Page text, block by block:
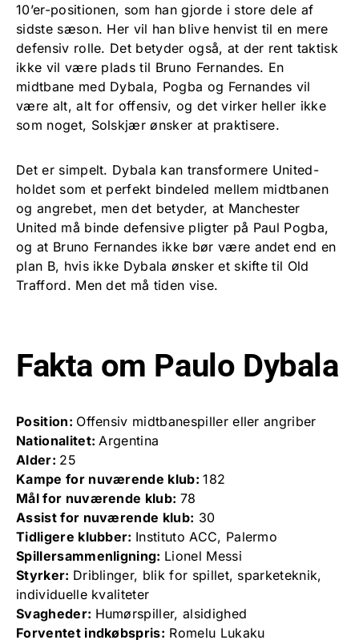
10’er-positionen, som han gjorde i store dele af
sidste sæson. Her vil han blive henvist til en mere
defensiv rolle. Det betyder også, at der rent taktisk
ikke vil være plads til Bruno Fernandes. En
midtbane med Dybala, Pogba og Fernandes vil
være alt, alt for offensiv, og det virker heller ikke
som noget, Solskjær ønsker at praktisere.
Det er simpelt. Dybala kan transformere United-
holdet som et perfekt bindeled mellem midtbanen
og angrebet, men det betyder, at Manchester
United må binde defensive pligter på Paul Pogba,
og at Bruno Fernandes ikke bør være andet end en
plan B, hvis ikke Dybala ønsker et skifte til Old
Trafford. Men det må tiden vise.
Fakta om Paulo Dybala
Position: Offensiv midtbanespiller eller angriber
Nationalitet:Argentina
Alder: 25
Kampe for nuværende klub:182
Mål for nuværende klub: 78
Assist for nuværende klub: 30
Tidligere klubber: Instituto ACC, Palermo
Spillersammenligning: Lionel Messi
Styrker: Driblinger, blik for spillet, sparketeknik,
individuelle kvaliteter
Svagheder: Humørspiller, alsidighed
Forventet indkøbspris: Romelu Lukaku